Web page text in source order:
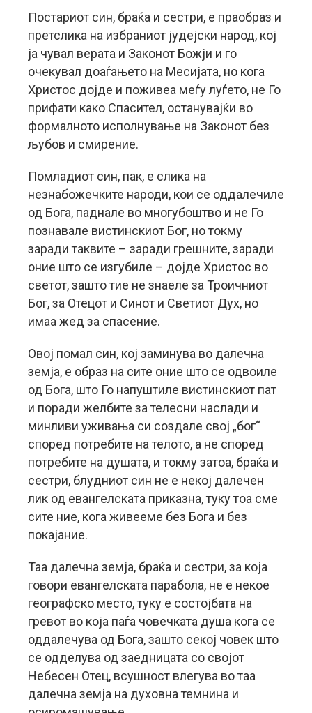
Постариот син, браќа и сестри, е праобраз и
претслика на избраниот јудејски народ, кој
ја чувал верата и Законот Божји и го
очекувал доаѓањето на Месијата, но кога
Христос дојде и поживеа меѓу луѓето, не Го
прифати како Спасител, останувајќи во
формалното исполнување на Законот без
љубов и смирение.
Помладиот син, пак, е слика на
незнабожечките народи, кои се оддалечиле
од Бога, паднале во многубоштво и не Го
познавале вистинскиот Бог, но токму
заради таквите – заради грешните, заради
оние што се изгубиле – дојде Христос во
светот, зашто тие не знаеле за Троичниот
Бог, за Отецот и Синот и Светиот Дух, но
имаа жед за спасение.
Овој помал син, кој заминува во далечна
земја, е образ на сите оние што се одвоиле
од Бога, што Го напуштиле вистинскиот пат
и поради желбите за телесни наслади и
минливи уживања си создале свој „бог“
според потребите на телото, а не според
потребите на душата, и токму затоа, браќа и
сестри, блудниот син не е некој далечен
лик од евангелската приказна, туку тоа сме
сите ние, кога живееме без Бога и без
покајание.
Таа далечна земја, браќа и сестри, за која
говори евангелската парабола, не е некое
географско место, туку е состојбата на
гревот во која паѓа човечката душа кога се
оддалечува од Бога, зашто секој човек што
се одделува од заедницата со својот
Небесен Отец, всушност влегува во таа
далечна земја на духовна темнина и